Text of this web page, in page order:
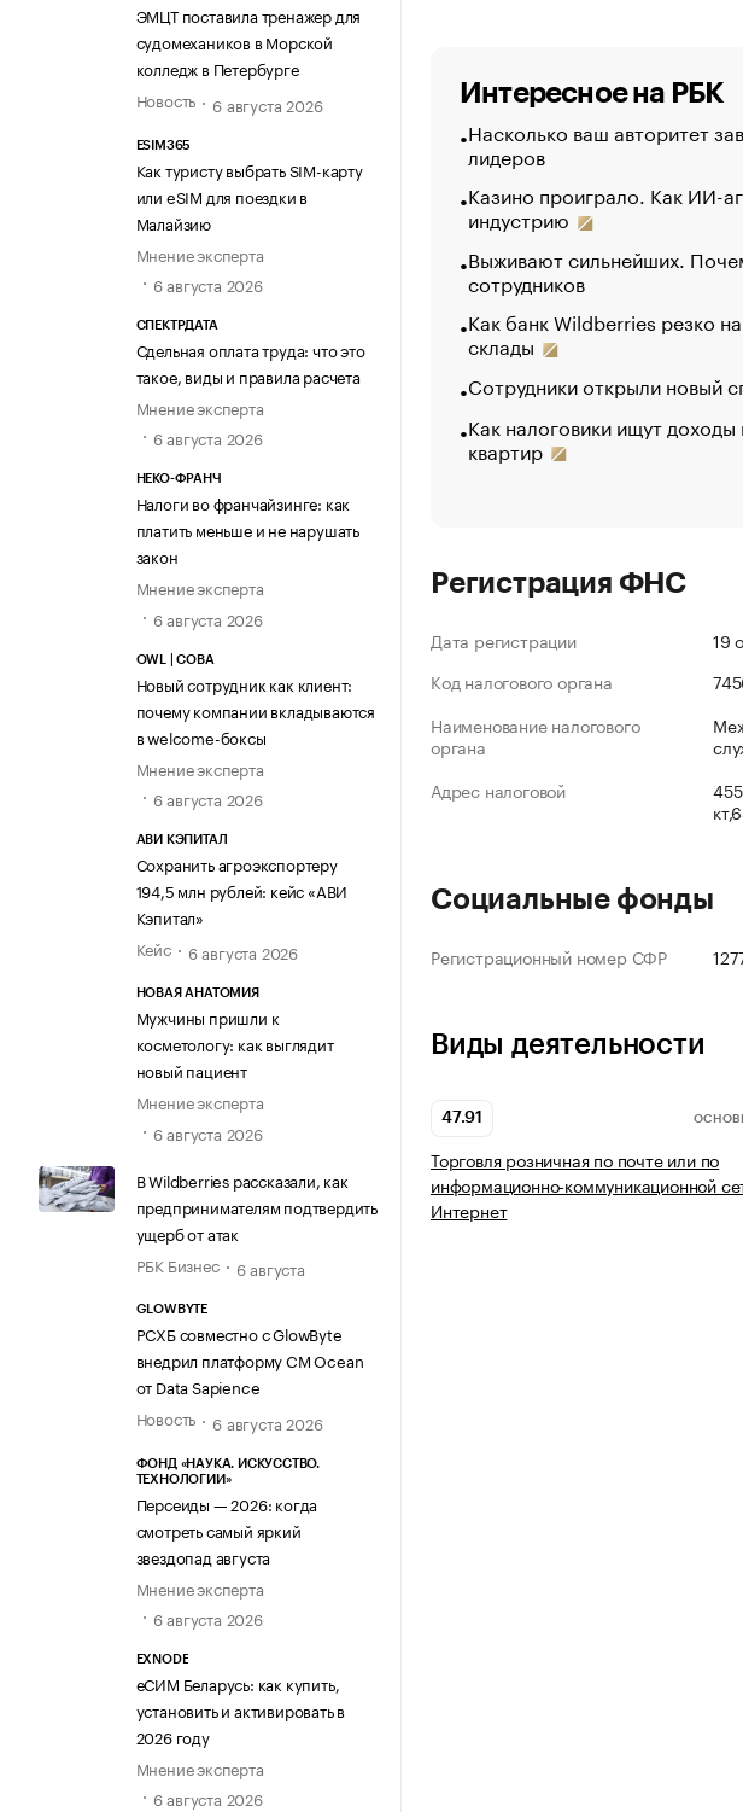
ЭМЦТ поставила тренажер для
судомехаников в Морской
колледж в Петербурге
Новость
6 августа 2026
ESIM365
Как туристу выбрать SIM-карту
или eSIM для поездки в
Малайзию
Мнение эксперта
6 августа 2026
СПЕКТРДАТА
Сдельная оплата труда: что это
такое, виды и правила расчета
Мнение эксперта
6 августа 2026
НЕКО-ФРАНЧ
Налоги во франчайзинге: как
платить меньше и не нарушать
закон
Мнение эксперта
6 августа 2026
OWL | СОВА
Новый сотрудник как клиент:
почему компании вкладываются
в welcome-боксы
Мнение эксперта
6 августа 2026
АВИ КЭПИТАЛ
Сохранить агроэкспортеру
194,5 млн рублей: кейс «АВИ
Кэпитал»
Кейс
6 августа 2026
НОВАЯ АНАТОМИЯ
Мужчины пришли к
косметологу: как выглядит
новый пациент
Мнение эксперта
6 августа 2026
В Wildberries рассказали, как
предпринимателям подтвердить
ущерб от атак
РБК Бизнес
6 августа
GLOWBYTE
РСХБ совместно с GlowByte
внедрил платформу CM Ocean
от Data Sapience
Новость
6 августа 2026
ФОНД «НАУКА. ИСКУССТВО.
ТЕХНОЛОГИИ»
Персеиды — 2026: когда
смотреть самый яркий
звездопад августа
Мнение эксперта
6 августа 2026
EXNODE
еСИМ Беларусь: как купить,
установить и активировать в
2026 году
Мнение эксперта
6 августа 2026
Интересное на РБК
Насколько ваш авторитет
лидеров
Казино проиграло. Как ИИ-
индустрию
Выживают сильнейших.
сотрудников
Как банк Wildberries резко
склады
Сотрудники открыли новый
Как налоговики ищут
квартир
Регистрация ФНС
Дата регистрации
19
Код налогового органа
Наименование налогового
органа
Адрес налоговой
Социальные фонды
Регистрационный номер СФР
Виды деятельности
47.91
Торговля розничная по почте или по
информационно-коммуникационной
Интернет